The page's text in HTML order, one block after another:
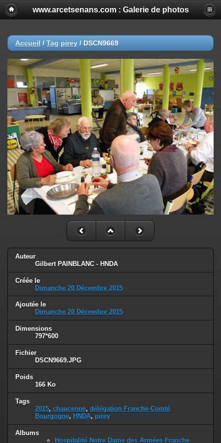
www.arcetsenans.com : Galerie de photos
Accueil / Tag pirey / DSCN9669
Auteur
Gilbert PAINBLANC - HNDA
Créée le
Dimanche 20 Décembre 2015
Ajoutée le
Dimanche 20 Décembre 2015
Dimensions
797*600
Fichier
DSCN9669.JPG
Poids
166 Ko
Tags
2015, chaucenne, délégation Franche-Comté
Bourgogne, HNDA, pirey
Albums
Hospitalité Notre Dame des Armées Franche